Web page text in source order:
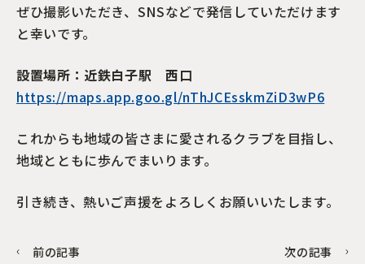
ぜひ撮影いただき、SNSなどで発信していただけます
と幸いです。
設置場所：近鉄白子駅 西口
https://maps.app.goo.gl/nThJCEsskmZiD3wP6
これからも地域の皆さまに愛されるクラブを目指し、
地域とともに歩んでまいります。
引き続き、熱いご声援をよろしくお願いいたします。
前の記事 次の記事